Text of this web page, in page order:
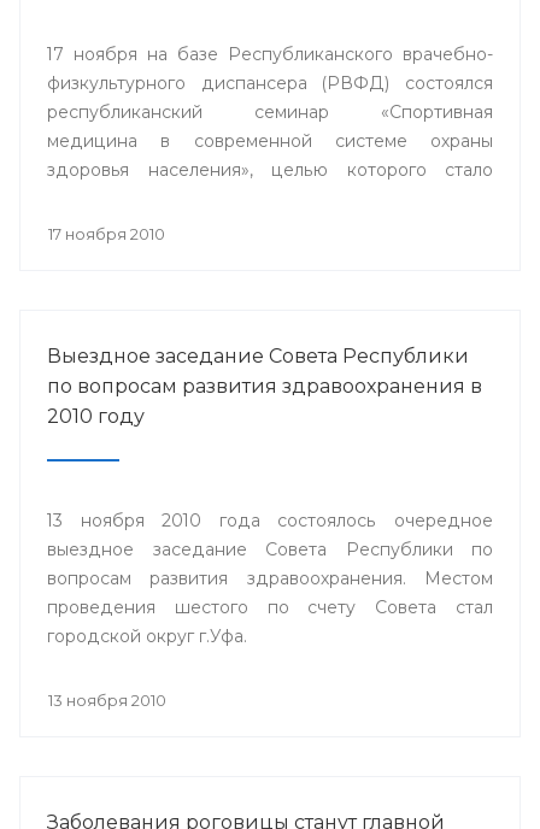
17 ноября на базе Республиканского врачебно-
физкультурного диспансера (РВФД) состоялся
республиканский семинар «Спортивная
медицина в современной системе охраны
здоровья населения», целью которого стало
службы.
17 ноября 2010
Выездное заседание Совета Республики
по вопросам развития здравоохранения в
2010 году
13 ноября 2010 года состоялось очередное
выездное заседание Совета Республики по
вопросам развития здравоохранения. Местом
проведения шестого по счету Совета стал
городской округ г.Уфа.
13 ноября 2010
Заболевания роговицы станут главной